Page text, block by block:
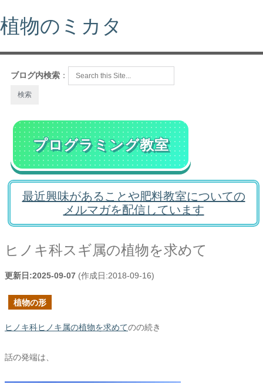
植物のミカタ
ブログ内検索 ：
プログラミング教室
最近興味があることや肥料教室についての
メルマガを配信しています
ヒノキ科スギ属の植物を求めて
更新日:2025-09-07 (作成日:2018-09-16)
植物の形
ヒノキ科ヒノキ属の植物を求めてのの続き
話の発端は、